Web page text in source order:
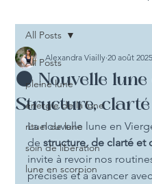
All Posts
pleine lune
energie de la lune
rituel de lune
soin de libération
lune en scorpion
All Posts
🌑 Nouvelle
Structure,
Alexandra Viailly 20 août 2025
La nouvelle lune en
de structure, de clarté et
invite à revoir nos
précises et à avancer